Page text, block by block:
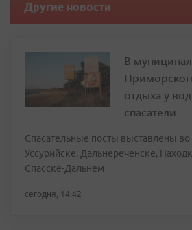
Другие новости
В
отдыха у
спасатели
Спасательные посты выставлены во
Уссурийске, Дальнереченске,
Спасске-Дальнем
сегодня, 14:42